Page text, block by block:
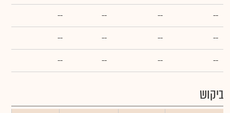
--
--
--
--
--
--
--
--
--
--
--
--
ביקוש